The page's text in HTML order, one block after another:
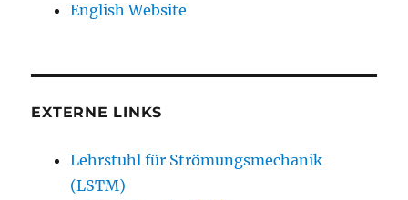
English Website
EXTERNE LINKS
Lehrstuhl für Strömungsmechanik
(LSTM)